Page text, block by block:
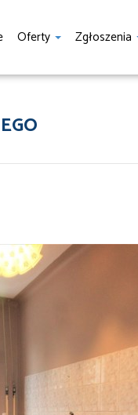
Oferty Zgłoszenia